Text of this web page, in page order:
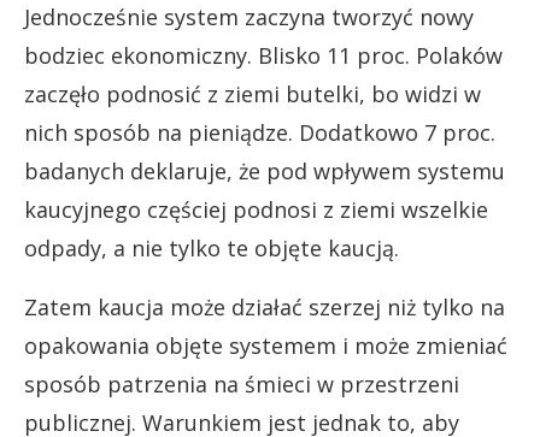
Jednocześnie system zaczyna tworzyć nowy
bodziec ekonomiczny. Blisko 11 proc. Polaków
zaczęło podnosić z ziemi butelki, bo widzi w
nich sposób na pieniądze. Dodatkowo 7 proc.
badanych deklaruje, że pod wpływem systemu
kaucyjnego częściej podnosi z ziemi wszelkie
odpady, a nie tylko te objęte kaucją.
Zatem kaucja może działać szerzej niż tylko na
opakowania objęte systemem i może zmieniać
sposób patrzenia na śmieci w przestrzeni
publicznej. Warunkiem jest jednak to, aby